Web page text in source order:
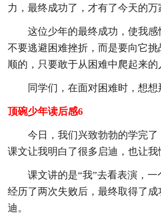
力，最终成功了，才有了今天的万
这位少年的最终成功，使我感
不要逃避困难挫折，而是要向它
顺的，只要敢于从困难中爬起来的
同学们，在面对困难时，想想
顶碗少年读后感6
今日，我们兴致勃勃的学完
课文让我明白了很多启迪，也让我
课文讲的是“我”去看表演，
经历了两次失败后，最终取得了
迪。